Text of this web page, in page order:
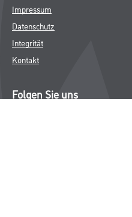
Impressum
Datenschutz
Integrität
Kontakt
Folgen Sie uns